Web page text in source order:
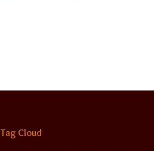
Tag Cloud